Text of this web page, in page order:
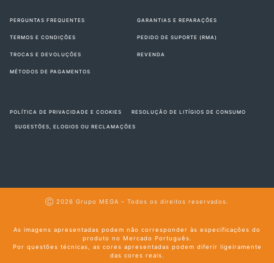
PERGUNTAS FREQUENTES
TERMOS E CONDIÇÕES
TROCAS E DEVOLUÇÕES
MÉTODOS DE PAGAMENTOS
GARANTIAS E REPARAÇÕES
PEDIDO DE SUPORTE (RMA)
REVENDA
POLÍTICA DE PRIVACIDADE E COOKIES RESOLUÇÃO DE LITÍGIOS DE CONSUMO
SUGESTÕES, ELOGIOS OU RECLAMAÇÕES
Ⓒ 2026 Grupo MEGA – Todos os direitos reservados.
As imagens apresentadas podem não corresponder às especificações do
produto no Mercado Português.
Por questões técnicas, as cores apresentadas podem diferir ligeiramente
das cores reais.